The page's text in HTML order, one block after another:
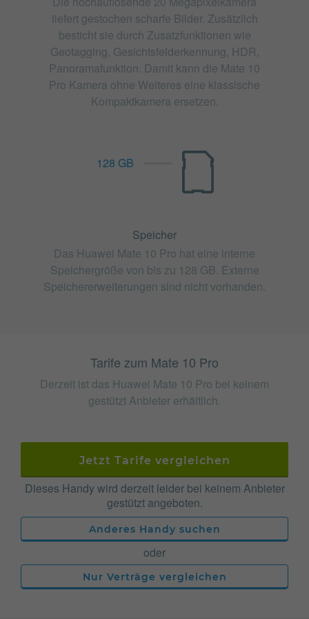
liefert gestochen scharfe Bilder. Zusätzlich
besticht sie durch Zusatzfunktionen wie
Geotagging, Gesichtsfelderkennung, HDR,
Panoramafunktion. Damit kann die Mate 10
Pro Kamera ohne Weiteres eine klassische
Kompaktkamera ersetzen.
128 GB
Speicher
Das Huawei Mate 10 Pro hat eine interne
Speichergröße von bis zu 128 GB. Externe
Speichererweiterungen sind nicht vorhanden.
Tarife zum Mate 10 Pro
Derzeit ist das Huawei Mate 10 Pro bei keinem
gestützt Anbieter erhältlich.
Jetzt Tarife vergleichen
Dieses Handy wird derzeit leider bei keinem Anbieter
gestützt angeboten.
Anderes Handy suchen
oder
Nur Verträge vergleichen